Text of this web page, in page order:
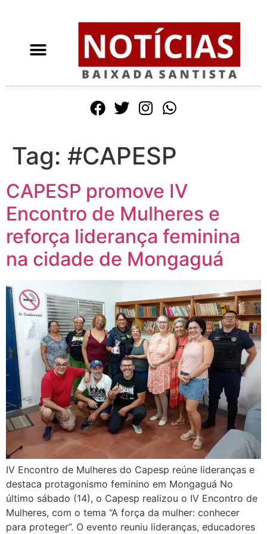
Tag: #CAPESP
CAPESP promove IV
Encontro de Mulheres e
reforça liderança feminina
na cidade de Mongaguá
IV Encontro de Mulheres do Capesp reúne lideranças e
destaca protagonismo feminino em Mongaguá No
último sábado (14), o Capesp realizou o IV Encontro de
Mulheres, com o tema “A força da mulher: conhecer
para proteger”. O evento reuniu lideranças, educadores